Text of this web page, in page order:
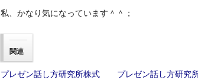
私、かなり気になっています＾＾；
関連
プレゼン話し方研究所株式
プレゼン話し方研究